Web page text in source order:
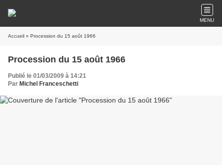
MENU
Accueil » Procession du 15 août 1966
Procession du 15 août 1966
Publié le 01/03/2009 à 14:21
Par Michel Franceschetti